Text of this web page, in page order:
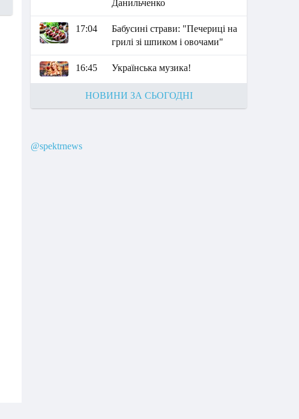
Данильченко
17:04
Бабусині страви: "Печериці на
грилі зі шпиком і овочами"
16:45 Українська музика!
НОВИНИ ЗА СЬОГОДНІ
@spektrnews